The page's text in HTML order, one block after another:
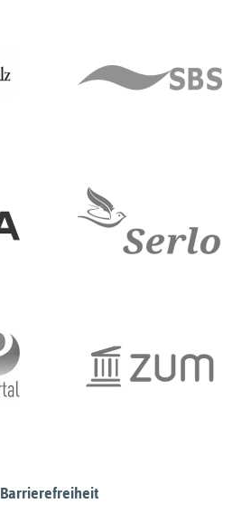
Barrierefreiheit